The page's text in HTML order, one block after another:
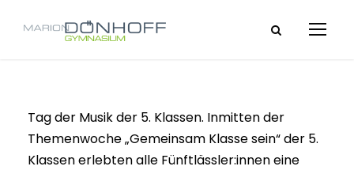
Tag der Musik der 5. Klassen. Inmitten der
Themenwoche „Gemeinsam Klasse sein“ der 5.
Klassen erlebten alle Fünftlässler:innen eine